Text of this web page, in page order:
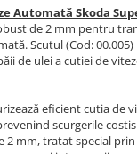
Automată Skoda
de 2 mm pentru
Scutul (Cod:
de ulei a cutiei de
eficient cutia de
scurgerile
2 mm, tratat special